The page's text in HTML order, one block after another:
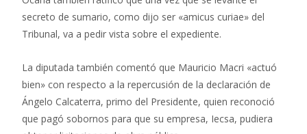
secreto de sumario, como dijo ser «amicus curiae» del
Tribunal, va a pedir vista sobre el expediente.
La diputada también comentó que Mauricio Macri «actuó
bien» con respecto a la repercusión de la declaración de
Ángelo Calcaterra, primo del Presidente, quien reconoció
que pagó sobornos para que su empresa, Iecsa, pudiera